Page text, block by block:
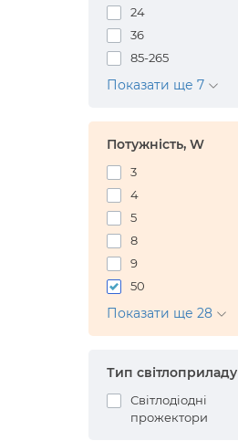
24
36
85-265
Показати ще 7
Потужність, W
3
4
5
8
9
50
Показати ще 28
Тип світлоприладу
Світлодіодні
прожектори